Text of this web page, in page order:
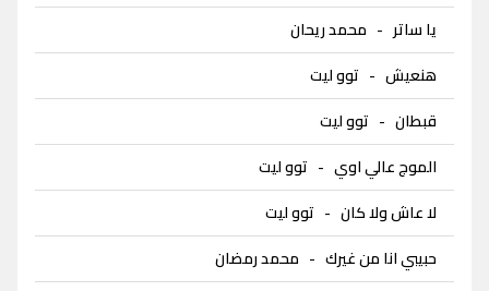
يا ساتر- محمد ريحان
هنعيش - توو ليت
قبطان - توو ليت
الموج عالي اوي - توو ليت
لا عاش ولا كان - توو ليت
حبيبي انا من غيرك - محمد رمضان